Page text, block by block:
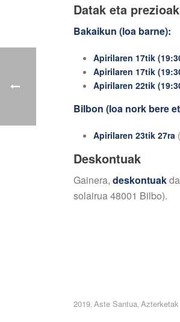
Datak eta prezioak
Bakaikun (loa barne):
Apirilaren 17tik
Apirilaren 17tik
Apirilaren 22tik
Bilbon (loa nork bere
Apirilaren 23tik 27ra
Deskontuak
Gainera, deskontuak
solairua 48001 Bilbo).
2019 Aste Santua